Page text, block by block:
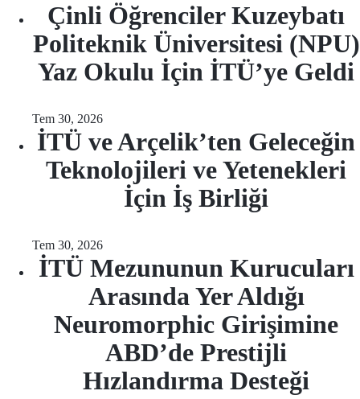
Çinli Öğrenciler Kuzeybatı
Politeknik Üniversitesi (NPU)
Yaz Okulu İçin İTÜ’ye Geldi
Tem 30, 2026
İTÜ ve Arçelik’ten Geleceğin
Teknolojileri ve Yetenekleri
İçin İş Birliği
Tem 30, 2026
İTÜ Mezununun Kurucuları
Arasında Yer Aldığı
Neuromorphic Girişimine
ABD’de Prestijli
Hızlandırma Desteği